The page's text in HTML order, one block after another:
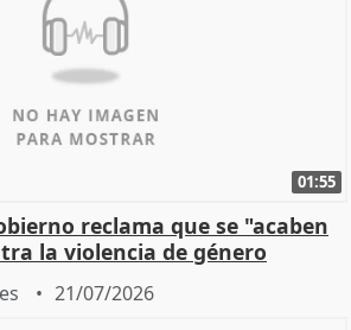
01:55
reclama que se "acaben
la violencia de género
21/07/2026